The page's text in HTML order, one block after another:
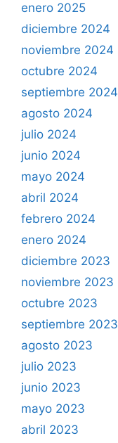
enero 2025
diciembre 2024
noviembre 2024
octubre 2024
septiembre 2024
agosto 2024
julio 2024
junio 2024
mayo 2024
abril 2024
febrero 2024
enero 2024
diciembre 2023
noviembre 2023
octubre 2023
septiembre 2023
agosto 2023
julio 2023
junio 2023
mayo 2023
abril 2023